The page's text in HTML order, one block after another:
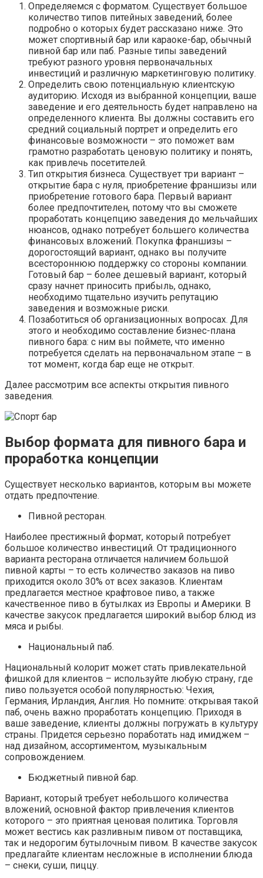
Определяемся с форматом. Существует большое
количество типов питейных заведений, более
подробно о которых будет рассказано ниже. Это
может спортивный бар или караоке-бар, обычный
пивной бар или паб. Разные типы заведений
требуют разного уровня первоначальных
инвестиций и различную маркетинговую политику.
Определить свою потенциальную клиентскую
аудиторию. Исходя из выбранной концепции, ваше
заведение и его деятельность будет направлено на
определенного клиента. Вы должны составить его
средний социальный портрет и определить его
финансовые возможности – это поможет вам
грамотно разработать ценовую политику и понять,
как привлечь посетителей.
Тип открытия бизнеса. Существует три вариант –
открытие бара с нуля, приобретение франшизы или
приобретение готового бара. Первый вариант
более предпочтителен, потому что вы сможете
проработать концепцию заведения до мельчайших
нюансов, однако потребует большего количества
финансовых вложений. Покупка франшизы –
дорогостоящий вариант, однако вы получите
всестороннюю поддержку со стороны компании.
Готовый бар – более дешевый вариант, который
сразу начнет приносить прибыль, однако,
необходимо тщательно изучить репутацию
заведения и возможные риски.
Позаботиться об организационных вопросах. Для
этого и необходимо составление бизнес-плана
пивного бара: с ним вы поймете, что именно
потребуется сделать на первоначальном этапе – в
тот момент, когда бар еще не открыт.
Далее рассмотрим все аспекты открытия пивного
заведения.
Выбор формата для пивного бара и
проработка концепции
Существует несколько вариантов, которым вы можете
отдать предпочтение.
Пивной ресторан.
Наиболее престижный формат, который потребует
большое количество инвестиций. От традиционного
варианта ресторана отличается наличием большой
пивной карты – то есть количество заказов на пиво
приходится около 30% от всех заказов. Клиентам
предлагается местное крафтовое пиво, а также
качественное пиво в бутылках из Европы и Америки. В
качестве закусок предлагается широкий выбор блюд из
мяса и рыбы.
Национальный паб.
Национальный колорит может стать привлекательной
фишкой для клиентов – используйте любую страну, где
пиво пользуется особой популярностью: Чехия,
Германия, Ирландия, Англия. Но помните: открывая такой
паб, очень важно проработать концепцию. Приходя в
ваше заведение, клиенты должны погружать в культуру
страны. Придется серьезно поработать над имиджем –
над дизайном, ассортиментом, музыкальным
сопровождением.
Бюджетный пивной бар.
Вариант, который требует небольшого количества
вложений, основной фактор привлечения клиентов
которого – это приятная ценовая политика. Торговля
может вестись как разливным пивом от поставщика,
так и недорогим бутылочным пивом. В качестве закусок
предлагайте клиентам несложные в исполнении блюда
– снеки, суши, пиццу.